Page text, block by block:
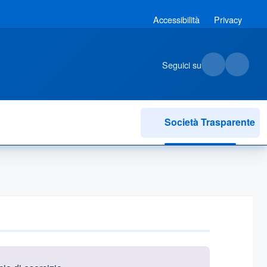
Accessibilità Privacy
Seguici su
Società Trasparente